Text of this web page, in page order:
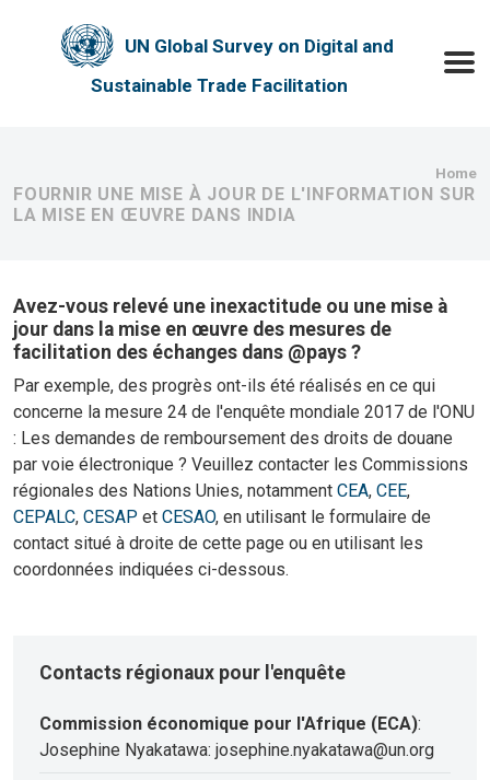
UN Global Survey on Digital and
Sustainable Trade Facilitation
Home
FOURNIR UNE MISE À JOUR DE L'INFORMATION SUR
LA MISE EN ŒUVRE DANS INDIA
Avez-vous relevé une inexactitude ou une mise à
jour dans la mise en œuvre des mesures de
facilitation des échanges dans @pays ?
Par exemple, des progrès ont-ils été réalisés en ce qui
concerne la mesure 24 de l'enquête mondiale 2017 de l'ONU
: Les demandes de remboursement des droits de douane
par voie électronique ? Veuillez contacter les Commissions
régionales des Nations Unies, notamment CEA, CEE,
CEPALC, CESAP et CESAO, en utilisant le formulaire de
contact situé à droite de cette page ou en utilisant les
coordonnées indiquées ci-dessous.
Contacts régionaux pour l'enquête
Commission économique pour l'Afrique (ECA):
Josephine Nyakatawa: josephine.nyakatawa@un.org